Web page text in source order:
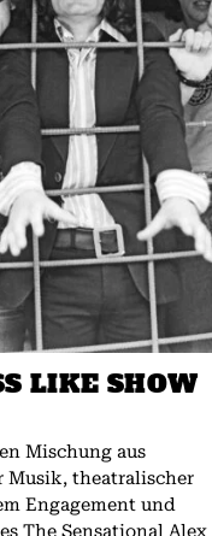
LIKE SHOW
Mischung aus
Musik, theatralischer
Engagement und
The Sensational Alex